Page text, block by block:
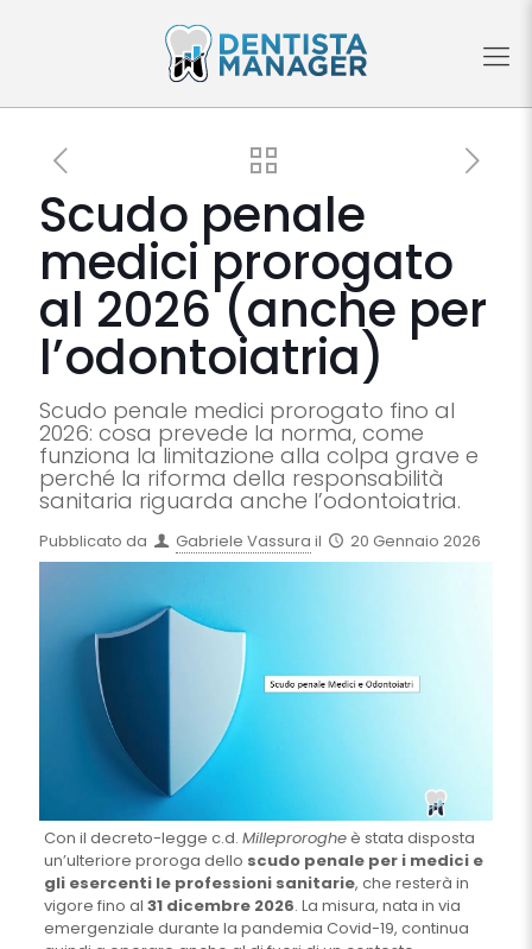
Scudo penale
medici prorogato
al 2026 (anche per
l’odontoiatria)
Scudo penale medici prorogato fino al
2026: cosa prevede la norma, come
funziona la limitazione alla colpa grave e
perché la riforma della responsabilità
sanitaria riguarda anche l’odontoiatria.
Pubblicato da Gabriele Vassura il 20 Gennaio 2026
Con il decreto-legge c.d. Milleprorogheè stata disposta
un’ulteriore proroga dello scudo penale per i medici e
gli esercenti le professioni sanitarie, che resterà in
vigore fino al 31 dicembre 2026. La misura, nata in via
emergenziale durante la pandemia Covid-19, continua